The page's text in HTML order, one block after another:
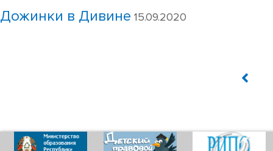
Дожинки в Дивине 15.09.2020